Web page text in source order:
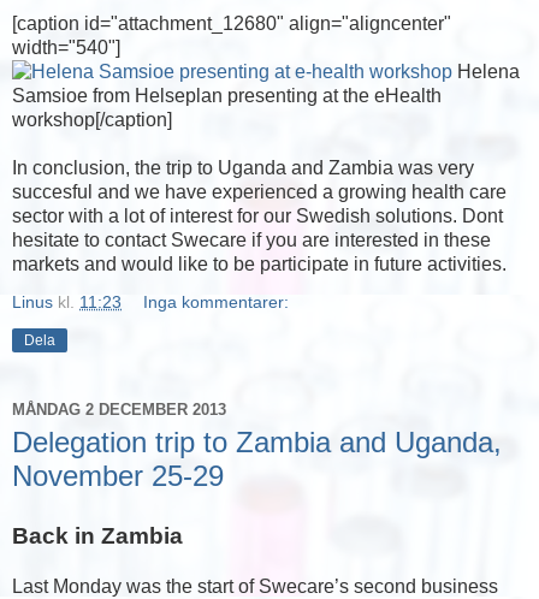
[caption id="attachment_12680" align="aligncenter"
width="540"]
Helena
Samsioe from Helseplan presenting at the eHealth
workshop[/caption]
In conclusion, the trip to Uganda and Zambia was very
succesful and we have experienced a growing health care
sector with a lot of interest for our Swedish solutions. Dont
hesitate to contact Swecare if you are interested in these
markets and would like to be participate in future activities.
Linus kl. 11:23 Inga kommentarer:
Dela
MÅNDAG 2 DECEMBER 2013
Delegation trip to Zambia and Uganda,
November 25-29
Back in Zambia
Last Monday was the start of Swecare’s second business